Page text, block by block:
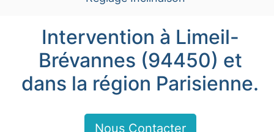
Intervention à Limeil-
Brévannes (94450) et
dans la région Parisienne.
Nous Contacter